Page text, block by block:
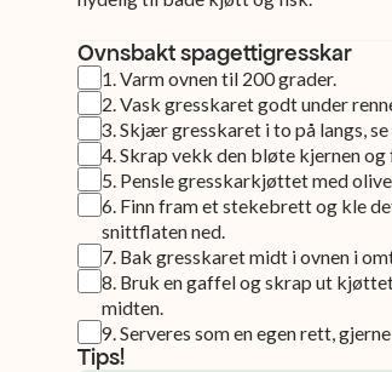
Ovnsbakt spagettigresskar
1 Varm ovnen til 200 grader.
2 Vask gresskaret godt under
3 Skjær gresskaret i to på langs, se
4 Skrap vekk den bløte kjernen og
5 Pensle gresskarkjøttet med
6 Finn fram et stekebrett og kle
snittflaten ned.
7 Bak gresskaret midt i ovnen i
8 Bruk en gaffel og skrap ut
midten.
9 Serveres som en egen rett,
Tips!